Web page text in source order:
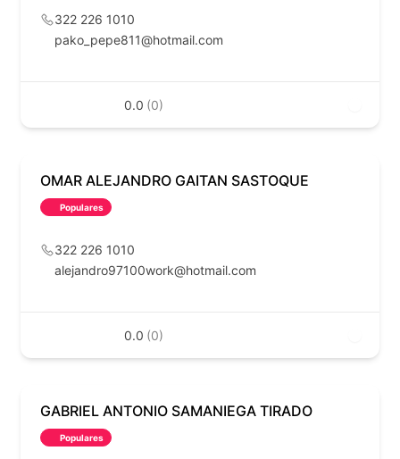
322 226 1010
pako_pepe811@hotmail.com
0.0 (0)
OMAR ALEJANDRO GAITAN SASTOQUE
Populares
322 226 1010
alejandro97100work@hotmail.com
0.0 (0)
GABRIEL ANTONIO SAMANIEGA TIRADO
Populares